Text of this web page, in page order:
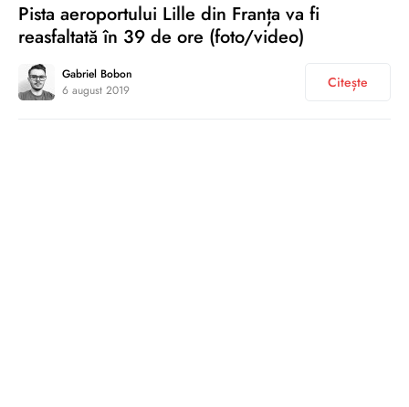
Pista aeroportului Lille din Franța va fi
reasfaltată în 39 de ore (foto/video)
Gabriel Bobon
6 august 2019
Citește